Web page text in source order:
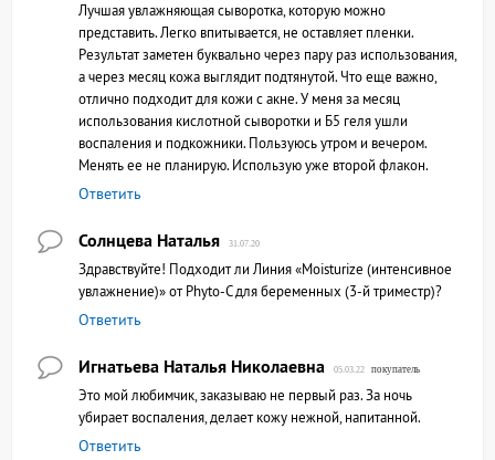
Лучшая увлажняющая сыворотка, которую можно
представить. Легко впитывается, не оставляет пленки.
Результат заметен буквально через пару раз использования,
а через месяц кожа выглядит подтянутой. Что еще важно,
отлично подходит для кожи с акне. У меня за месяц
использования кислотной сыворотки и Б5 геля ушли
воспаления и подкожники. Пользуюсь утром и вечером.
Менять ее не планирую. Использую уже второй флакон.
Ответить
Солнцева Наталья 31.07.20
Здравствуйте! Подходит ли Линия «Moisturize (интенсивное
увлажнение)» от Phyto-C для беременных (3-й триместр)?
Ответить
Игнатьева Наталья Николаевна 05.03.22 покупатель
Это мой любимчик, заказываю не первый раз. За ночь
убирает воспаления, делает кожу нежной, напитанной.
Ответить